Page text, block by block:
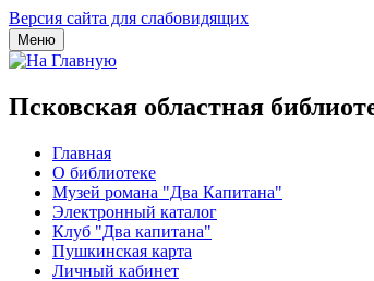
Версия сайта для слабовидящих
Меню
Псковская областная
Главная
О библиотеке
Музей романа "Два Капитана"
Электронный каталог
Клуб "Два капитана"
Пушкинская карта
Личный кабинет